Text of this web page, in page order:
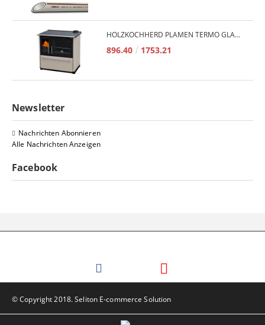
HOLZKOCHHERD PLAMEN TERMO GLAS 850 11KW
896.40 1753.21
Newsletter
Nachrichten Abonnieren
Alle Nachrichten Anzeigen
Facebook
© Copyright 2018. Seliton E-commerce Solution